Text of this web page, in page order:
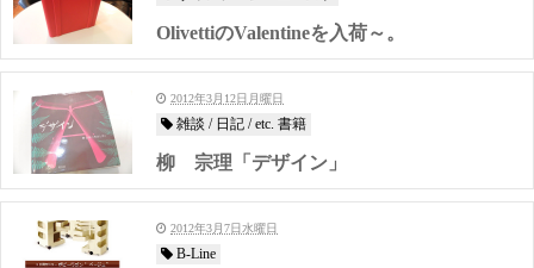
OlivettiのValentineを入荷～。
2012年3月12日月曜日
雑談 / 日記 / etc. 書籍
柳 宗理「デザイン」
2012年3月7日水曜日
B-Line